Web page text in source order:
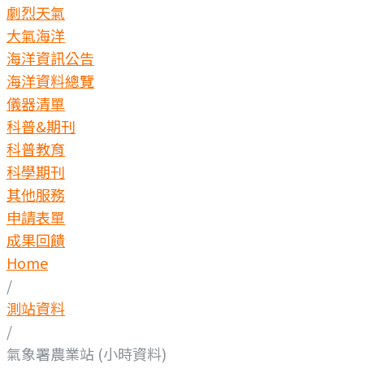
劇烈天氣
大氣海洋
海洋資訊公告
海洋資料總覽
儀器清單
科普&期刊
科普教育
科學期刊
其他服務
申請表單
成果回饋
Home
/
測站資料
/
氣象署農業站 (小時資料)